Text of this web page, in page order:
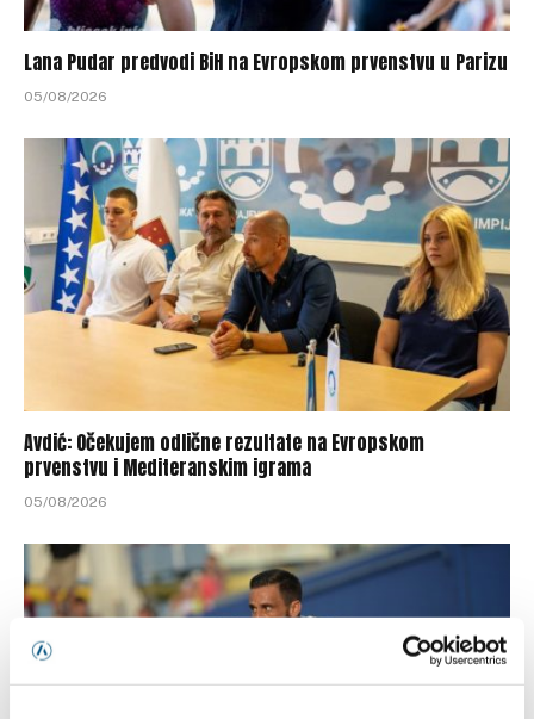
Lana Pudar predvodi BiH na Evropskom prvenstvu u Parizu
05/08/2026
Avdić: Očekujem odlične rezultate na Evropskom
prvenstvu i Mediteranskim igrama
05/08/2026